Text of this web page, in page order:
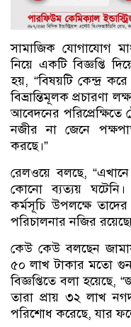
সামাজিক যোগাযোগ
নিয়ে একটি বিজ্ঞপ্তি
হয়, “বিষয়টি কেন্দ্র
বিভ্রান্তিমূলক প্রচারণা
আবেদনের পরিপ্রেক্ষিতে
নজীর না জেনে
করছে।”
রেলওয়ে বলছে, “এখানে
কোনো ব্যত্যয়
কর্মসূচি উপলক্ষে তাদের
পরিচালনার নজির
কেউ কেউ বলছেন
৫০ লাখ টাকার মতো
বিজ্ঞপ্তিতে বলা হয়েছে,
তারা প্রায় ৩২ লাখ
পরিশোধ করেছে, যার